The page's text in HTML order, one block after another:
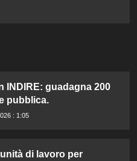
INDIRE: guadagna 200
pubblica.
: 1:05
di lavoro per